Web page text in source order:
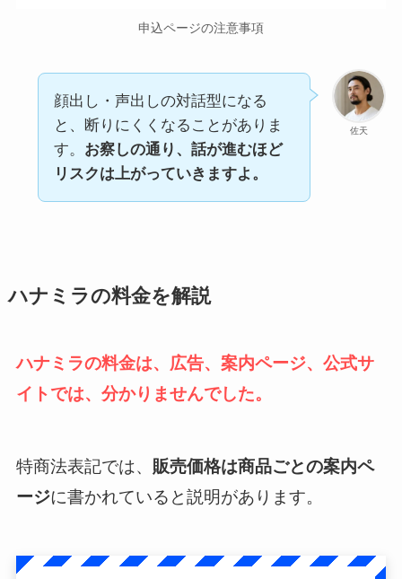
申込ページの注意事項
佐天
顔出し・声出しの対話型になる
と、断りにくくなることがありま
す。 お察しの通り、話が進むほど
リスクは上がっていきますよ。
ハナミラの料金を解説
ハナミラの料金は、広告、案内ページ、公式サ
イトでは、分かりませんでした。
特商法表記では、 販売価格は商品ごとの案内ペ
ージに書かれていると説明があります。